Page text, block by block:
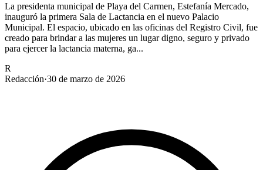
La presidenta municipal de Playa del Carmen, Estefanía Mercado,
inauguró la primera Sala de Lactancia en el nuevo Palacio
Municipal. El espacio, ubicado en las oficinas del Registro Civil, fue
creado para brindar a las mujeres un lugar digno, seguro y privado
para ejercer la lactancia materna, ga...
R
Redacción·30 de marzo de 2026